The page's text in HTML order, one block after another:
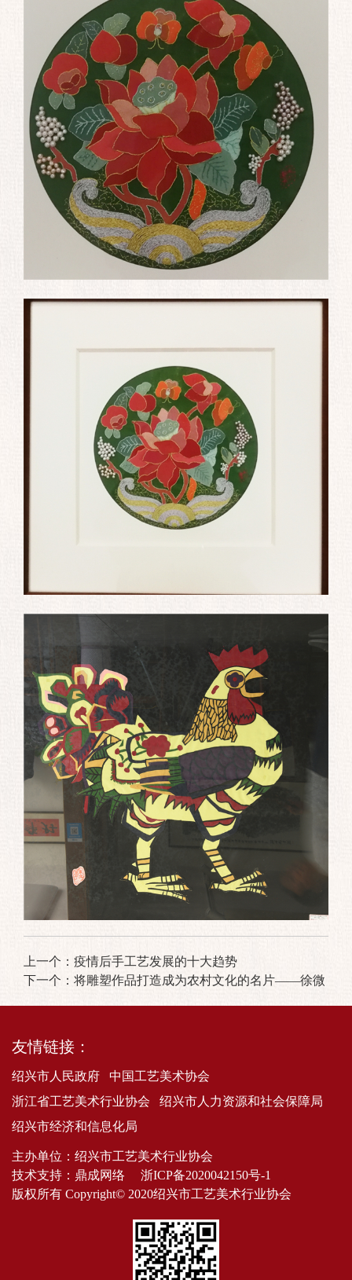
上一个： 疫情后手工艺发展的十大趋势
下一个： 将雕塑作品打造成为农村文化的名片——徐微
友情链接：
绍兴市人民政府
中国工艺美术协会
浙江省工艺美术行业协会
绍兴市人力资源和社会保障局
绍兴市经济和信息化局
主办单位：绍兴市工艺美术行业协会
技术支持： 鼎成网络
浙ICP备2020042150号-1
版权所有 Copyright© 2020绍兴市工艺美术行业协会